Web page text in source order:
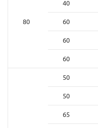
80
40
60
60
60
50
50
65